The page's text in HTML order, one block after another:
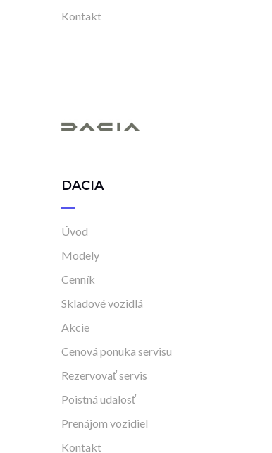
Kontakt
DACIA
Úvod
Modely
Cenník
Skladové vozidlá
Akcie
Cenová ponuka servisu
Rezervovať servis
Poistná udalosť
Prenájom vozidiel
Kontakt